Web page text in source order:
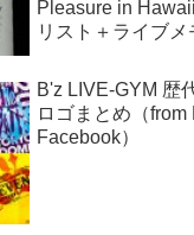
Pleasure in
リスト＋ライブメ
B'z LIVE-GYM 歴
ロゴまとめ（from
Facebook）